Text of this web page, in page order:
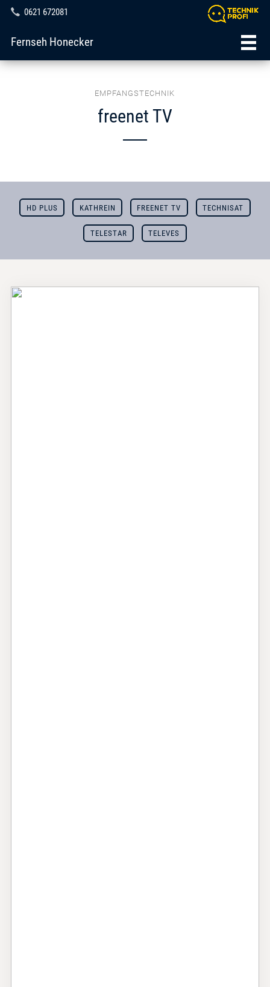
0621 672081
Fernseh Honecker
EMPFANGSTECHNIK
freenet TV
HD PLUS KATHREIN FREENET TV TECHNISAT
TELESTAR TELEVES